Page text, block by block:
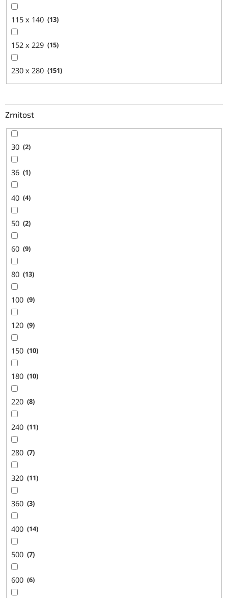
115 x 140 13
152 x 229 15
230 x 280 151
Zrnitost
30 2
36 1
40 4
50 2
60 9
80 13
100 9
120 9
150 10
180 10
220 8
240 11
280 7
320 11
360 3
400 14
500 7
600 6